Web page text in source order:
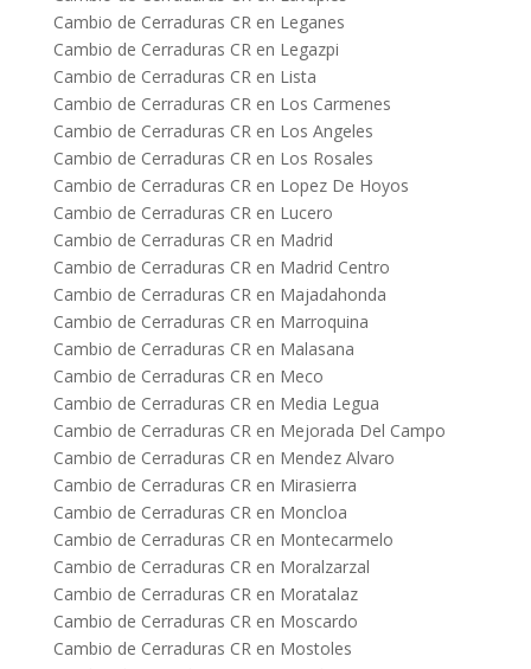
Cambio de Cerraduras CR en Leganes
Cambio de Cerraduras CR en Legazpi
Cambio de Cerraduras CR en Lista
Cambio de Cerraduras CR en Los Carmenes
Cambio de Cerraduras CR en Los Angeles
Cambio de Cerraduras CR en Los Rosales
Cambio de Cerraduras CR en Lopez De Hoyos
Cambio de Cerraduras CR en Lucero
Cambio de Cerraduras CR en Madrid
Cambio de Cerraduras CR en Madrid Centro
Cambio de Cerraduras CR en Majadahonda
Cambio de Cerraduras CR en Marroquina
Cambio de Cerraduras CR en Malasana
Cambio de Cerraduras CR en Meco
Cambio de Cerraduras CR en Media Legua
Cambio de Cerraduras CR en Mejorada Del Campo
Cambio de Cerraduras CR en Mendez Alvaro
Cambio de Cerraduras CR en Mirasierra
Cambio de Cerraduras CR en Moncloa
Cambio de Cerraduras CR en Montecarmelo
Cambio de Cerraduras CR en Moralzarzal
Cambio de Cerraduras CR en Moratalaz
Cambio de Cerraduras CR en Moscardo
Cambio de Cerraduras CR en Mostoles